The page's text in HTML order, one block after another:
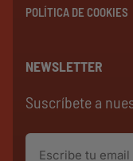
POLÍTICA DE COOKIES
NEWSLETTER
Suscríbete a